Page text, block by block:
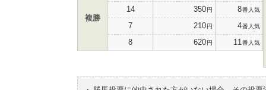
複勝
14 350円 8番人気
7 210円 4番人気
8 620円 11 番人気